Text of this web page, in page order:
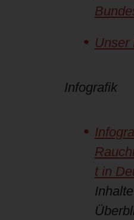
Unser
Infografik
t in